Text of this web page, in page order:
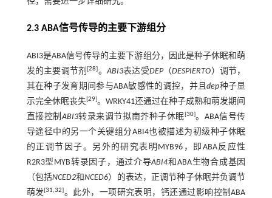
2.3 ABA信号传导的主要下游组分
ABI3是ABA信号传导的主要下游组分，因此是种子休眠和萌
发的主要调节剂[28]。ABI3表达受DEP（DESPIERTO）调节，
其在种子发育期间参与ABA敏感性的调控，并且dep种子显
示完全休眠丧失[29]。WRKY41还通过在种子成熟和萌发期间
直接控制ABI3转录来调节拟南芥种子休眠[30]。ABA信号传
导途径中的另一个关键组分ABI4也被描述为初级种子休眠
的正调节因子。另外的研究表明MYB96，即ABA反应性
R2R3型MYB转录因子，通过介导ABI4和ABA生物合成基因
（包括NCED2和NCED6）的表达，正调节种子休眠并负调节
萌发[31,32]。此外，一项研究表明，钙还通过影响控制ABA